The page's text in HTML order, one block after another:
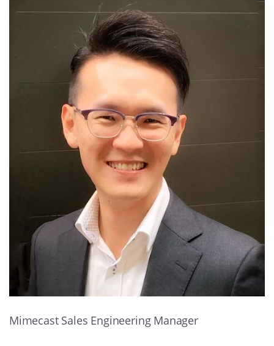
Mimecast Sales Engineering Manager